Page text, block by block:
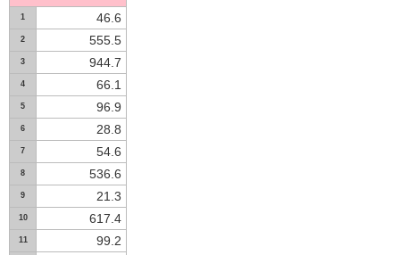
1 46.6
2 555.5
3 944.7
4 66.1
5 96.9
6 28.8
7 54.6
8 536.6
9 21.3
10 617.4
11 99.2